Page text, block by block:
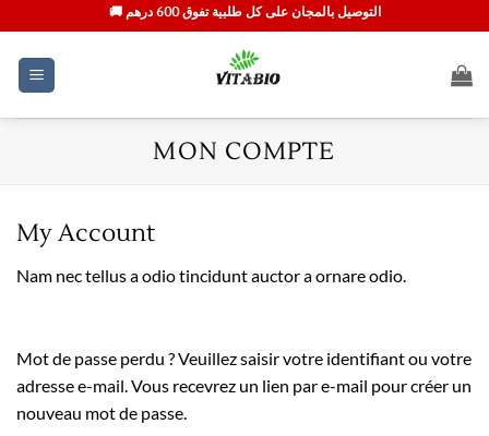
contenu
🚚 التوصيل بالمجان على كل طلبية تفوق 600 درهم
MON COMPTE
My Account
Nam nec tellus a odio tincidunt auctor a ornare odio.
Mot de passe perdu ? Veuillez saisir votre identifiant ou votre
adresse e-mail. Vous recevrez un lien par e-mail pour créer un
nouveau mot de passe.